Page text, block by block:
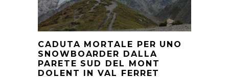
CADUTA MORTALE PER UNO
SNOWBOARDER DALLA
PARETE SUD DEL MONT
DOLENT IN VAL FERRET